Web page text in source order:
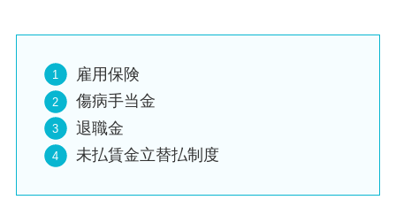
雇用保険
傷病手当金
退職金
未払賃金立替払制度